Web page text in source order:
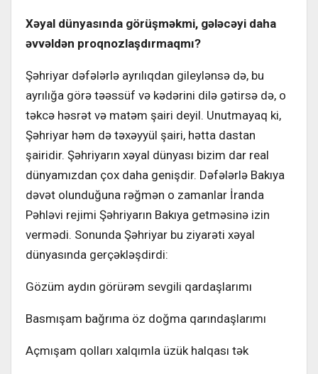
Xəyal dünyasında görüşməkmi, gələcəyi daha
əvvəldən proqnozlaşdırmaqmı?
Şəhriyar dəfələrlə ayrılıqdan gileylənsə də, bu
ayrılığa görə təəssüf və kədərini dilə gətirsə də, o
təkcə həsrət və matəm şairi deyil. Unutmayaq ki,
Şəhriyar həm də təxəyyül şairi, hətta dastan
şairidir. Şəhriyarın xəyal dünyası bizim dar real
dünyamızdan çox daha genişdir. Dəfələrlə Bakıya
dəvət olunduğuna rəğmən o zamanlar İranda
Pəhləvi rejimi Şəhriyarın Bakıya getməsinə izin
vermədi. Sonunda Şəhriyar bu ziyarəti xəyal
dünyasında gerçəkləşdirdi:
Gözüm aydın görürəm sevgili qardaşlarımı
Basmışam bağrıma öz doğma qarındaşlarımı
Açmışam qolları xalqımla üzük halqası tək